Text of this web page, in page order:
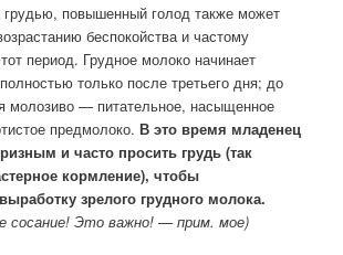
повышенный голод также может
беспокойства и частому
период. Грудное молоко начинает
только после третьего дня; до
молозиво — питательное, насыщенное
предмолоко. В это время младенец
и часто просить грудь (так
кормление), чтобы
зрелого грудного молока.
сосание! Это важно! — прим. мое)